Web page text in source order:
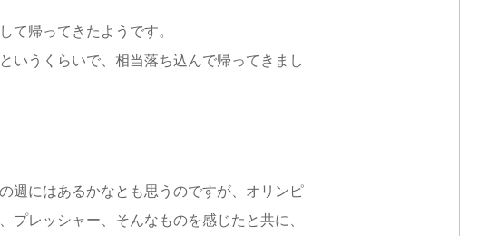
て帰ってきたようです。
いうくらいで、相当落ち込んで帰ってきまし
週にはあるかなとも思うのですが、オリンピ
レッシャー、そんなものを感じたと共に、